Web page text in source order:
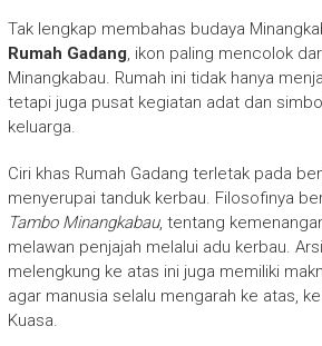
Tak lengkap membahas budaya
Rumah Gadang, ikon paling mencolok
Minangkabau. Rumah ini tidak hanya
tetapi juga pusat kegiatan adat dan
keluarga.
Ciri khas Rumah Gadang terletak pada
menyerupai tanduk kerbau. Filosofinya
Tambo Minangkabau, tentang
melawan penjajah melalui adu kerbau.
melengkung ke atas ini juga memiliki
agar manusia selalu mengarah ke atas,
Kuasa.